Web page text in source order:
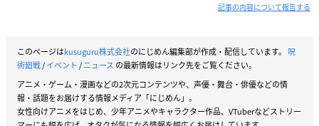
記事の内容について報告する
このページはkusuguru株式会社のにじめん編集部が作成・配信しています。 呪
術廻戦/イベント /ニュース の最新情報はリンク先をご覧ください。
アニメ・ゲーム・漫画などの2次元コンテンツや、声優・舞台・俳優などの情
報・話題をお届けする情報メディア「にじめん」。
女性向けアニメをはじめ、少年アニメやキャラクター作品、VTuberなどストリー